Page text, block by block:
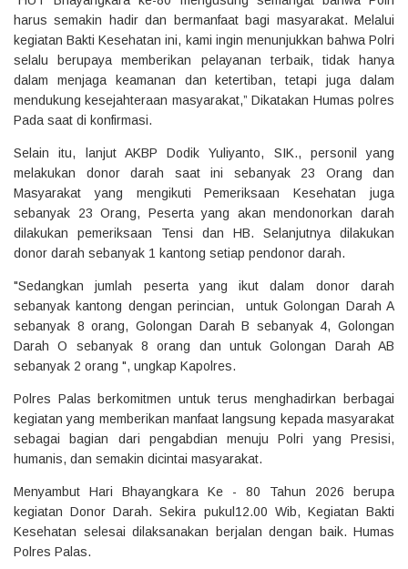
harus semakin hadir dan bermanfaat bagi masyarakat. Melalui
kegiatan Bakti Kesehatan ini, kami ingin menunjukkan bahwa Polri
selalu berupaya memberikan pelayanan terbaik, tidak hanya
dalam menjaga keamanan dan ketertiban, tetapi juga dalam
mendukung kesejahteraan masyarakat,” Dikatakan Humas polres
Pada saat di konfirmasi.
Selain itu, lanjut AKBP Dodik Yuliyanto, SIK., personil yang
melakukan donor darah saat ini sebanyak 23 Orang dan
Masyarakat yang mengikuti Pemeriksaan Kesehatan juga
sebanyak 23 Orang, Peserta yang akan mendonorkan darah
dilakukan pemeriksaan Tensi dan HB. Selanjutnya dilakukan
donor darah sebanyak 1 kantong setiap pendonor darah.
"Sedangkan jumlah peserta yang ikut dalam donor darah
sebanyak kantong dengan perincian, untuk Golongan Darah A
sebanyak 8 orang, Golongan Darah B sebanyak 4, Golongan
Darah O sebanyak 8 orang dan untuk Golongan Darah AB
sebanyak 2 orang ", ungkap Kapolres.
Polres Palas berkomitmen untuk terus menghadirkan berbagai
kegiatan yang memberikan manfaat langsung kepada masyarakat
sebagai bagian dari pengabdian menuju Polri yang Presisi,
humanis, dan semakin dicintai masyarakat.
Menyambut Hari Bhayangkara Ke - 80 Tahun 2026 berupa
kegiatan Donor Darah. Sekira pukul12.00 Wib, Kegiatan Bakti
Kesehatan selesai dilaksanakan berjalan dengan baik. Humas
Polres Palas.